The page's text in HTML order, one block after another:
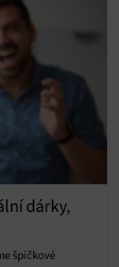
dárky,
špičkové